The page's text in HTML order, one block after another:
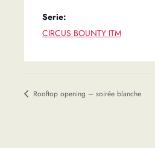
Serie:
CIRCUS BOUNTY ITM
Rooftop opening – soirée blanche